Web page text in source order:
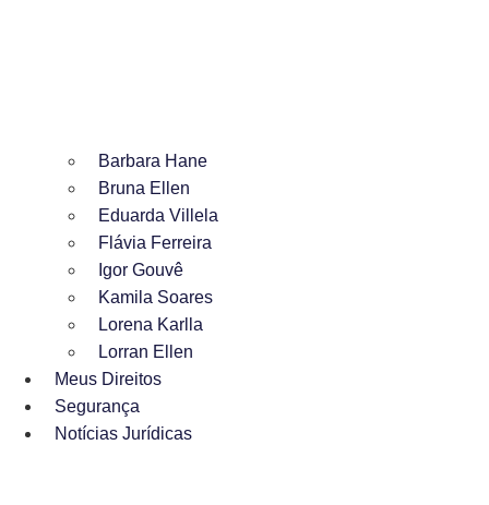
Barbara Hane
Bruna Ellen
Eduarda Villela
Flávia Ferreira
Igor Gouvê
Kamila Soares
Lorena Karlla
Lorran Ellen
Meus Direitos
Segurança
Notícias Jurídicas